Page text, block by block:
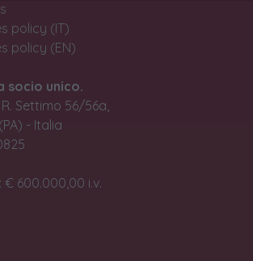
policy (IT)
policy (EN)
socio unico.
Settimo 56/56a,
- Italia
€ 600.000,00 i.v.